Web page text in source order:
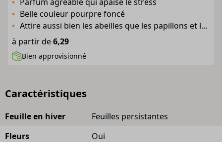
Belle couleur pourpre foncé
Attire aussi bien les abeilles que les papillons et les oiseaux
à partir de6,29
Bien approvisionné
Caractéristiques
Feuille en hiver
Feuilles persistantes
Fleurs
Oui